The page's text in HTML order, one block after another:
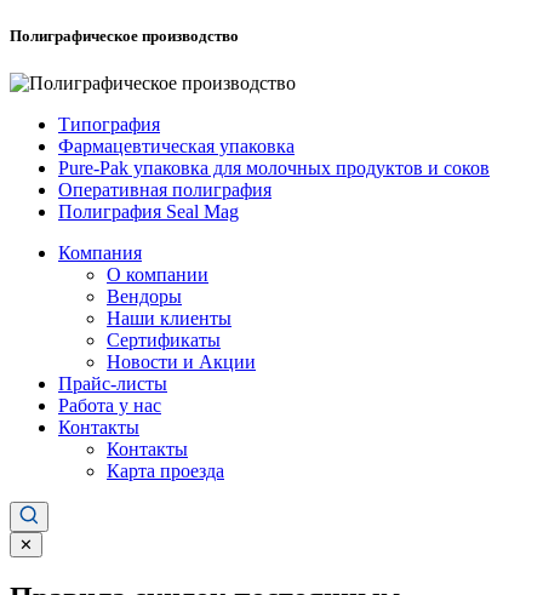
Полиграфическое производство
Типография
Фармацевтическая упаковка
Pure-Pak упаковка для молочных продуктов и соков
Оперативная полиграфия
Полиграфия Seal Mag
Компания
О компании
Вендоры
Наши клиенты
Сертификаты
Новости и Акции
Прайс-листы
Работа у нас
Контакты
Контакты
Карта проезда
✕